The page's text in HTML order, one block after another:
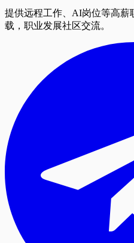
提供远程工作、AI岗位等高薪
载，职业发展社区交流。